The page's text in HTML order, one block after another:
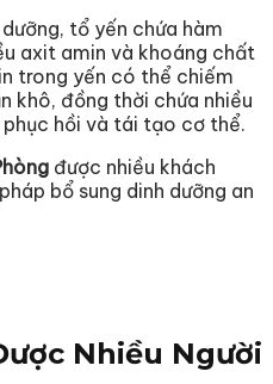
tổ yến chứa hàm
axit amin và khoáng chất
trong yến có thể chiếm
khô, đồng thời chứa nhiều
hồi và tái tạo cơ thể.
được nhiều khách
bổ sung dinh dưỡng an
Nhiều Người